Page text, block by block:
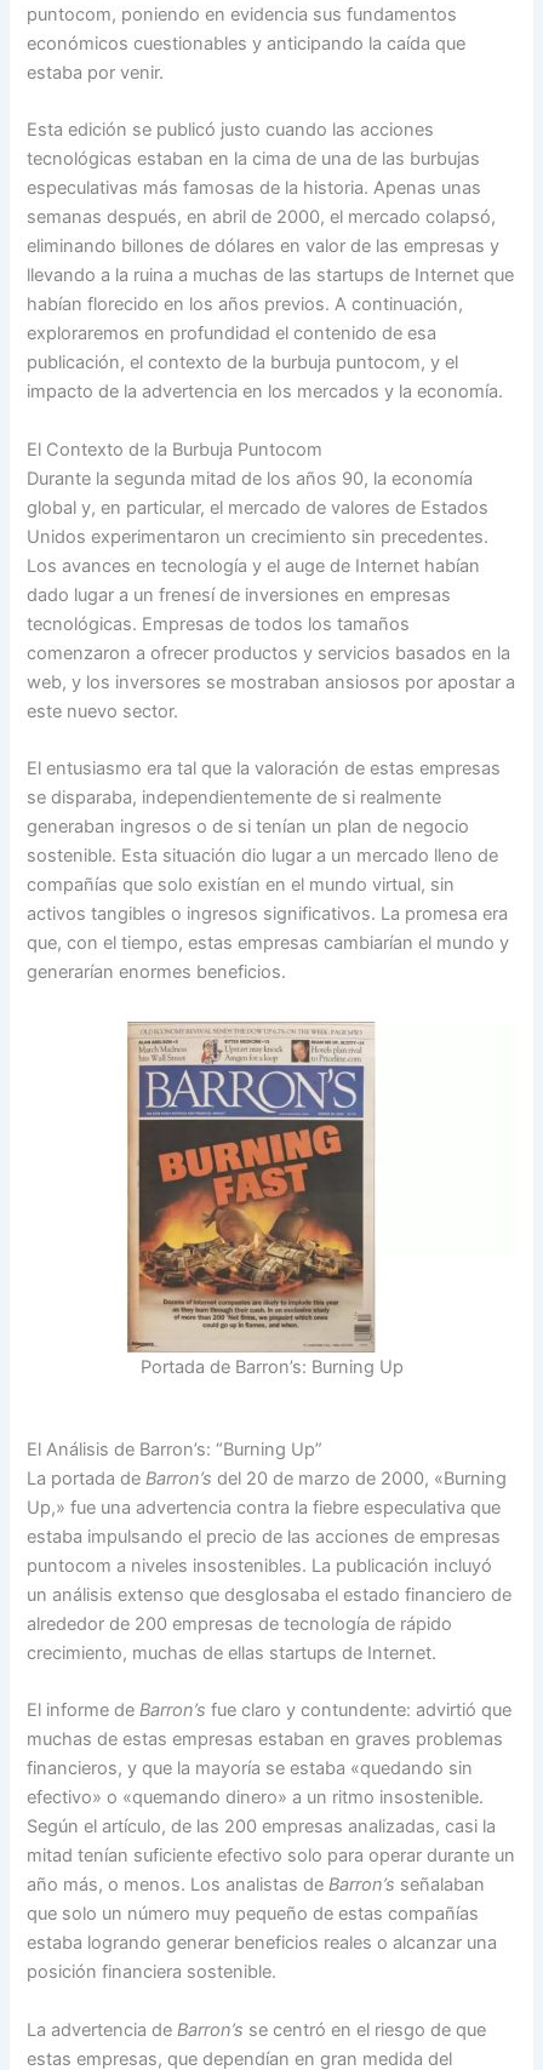
puntocom, poniendo en evidencia sus fundamentos
económicos cuestionables y anticipando la caída que
estaba por venir.
Esta edición se publicó justo cuando las acciones
tecnológicas estaban en la cima de una de las burbujas
especulativas más famosas de la historia. Apenas unas
semanas después, en abril de 2000, el mercado colapsó,
eliminando billones de dólares en valor de las empresas y
llevando a la ruina a muchas de las startups de Internet que
habían florecido en los años previos. A continuación,
exploraremos en profundidad el contenido de esa
publicación, el contexto de la burbuja puntocom, y el
impacto de la advertencia en los mercados y la economía.
El Contexto de la Burbuja Puntocom
Durante la segunda mitad de los años 90, la economía
global y, en particular, el mercado de valores de Estados
Unidos experimentaron un crecimiento sin precedentes.
Los avances en tecnología y el auge de Internet habían
dado lugar a un frenesí de inversiones en empresas
tecnológicas. Empresas de todos los tamaños
comenzaron a ofrecer productos y servicios basados en la
web, y los inversores se mostraban ansiosos por apostar a
este nuevo sector.
El entusiasmo era tal que la valoración de estas empresas
se disparaba, independientemente de si realmente
generaban ingresos o de si tenían un plan de negocio
sostenible. Esta situación dio lugar a un mercado lleno de
compañías que solo existían en el mundo virtual, sin
activos tangibles o ingresos significativos. La promesa era
que, con el tiempo, estas empresas cambiarían el mundo y
generarían enormes beneficios.
Portada de Barron’s: Burning Up
El Análisis de Barron’s: “Burning Up”
La portada deBarron’s del 20 de marzo de 2000, «Burning
Up,» fue una advertencia contra la fiebre especulativa que
estaba impulsando el precio de las acciones de empresas
puntocom a niveles insostenibles. La publicación incluyó
un análisis extenso que desglosaba el estado financiero de
alrededor de 200 empresas de tecnología de rápido
crecimiento, muchas de ellas startups de Internet.
El informe deBarron’s fue claro y contundente: advirtió que
muchas de estas empresas estaban en graves problemas
financieros, y que la mayoría se estaba «quedando sin
efectivo» o «quemando dinero» a un ritmo insostenible.
Según el artículo, de las 200 empresas analizadas, casi la
mitad tenían suficiente efectivo solo para operar durante un
año más, o menos. Los analistas deBarron’s señalaban
que solo un número muy pequeño de estas compañías
estaba logrando generar beneficios reales o alcanzar una
posición financiera sostenible.
La advertencia de Barron’s se centró en el riesgo de que
estas empresas, que dependían en gran medida del